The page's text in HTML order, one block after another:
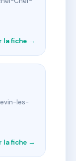
la fiche →
les-
la fiche →